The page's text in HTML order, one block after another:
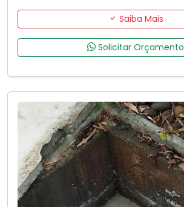
Saiba Mais
Solicitar Orçamento